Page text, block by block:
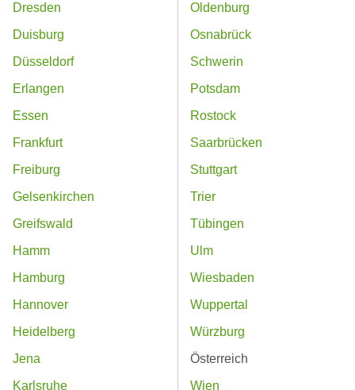
Dresden
Duisburg
Düsseldorf
Erlangen
Essen
Frankfurt
Freiburg
Gelsenkirchen
Greifswald
Hamm
Hamburg
Hannover
Heidelberg
Jena
Karlsruhe
Oldenburg
Osnabrück
Schwerin
Potsdam
Rostock
Saarbrücken
Stuttgart
Trier
Tübingen
Ulm
Wiesbaden
Wuppertal
Würzburg
Österreich
Wien